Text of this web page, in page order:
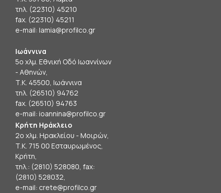
τηλ. (22310) 45210
fax. (22310) 45211
e-mail: lamia@profilco.gr
Ιωάννινα
5ο χλμ. Εθνική Οδό Ιωαννίνων
- Αθηνών,
Τ.Κ. 45500, Ιωάννινα
τηλ. (26510) 94762
fax. (26510) 94763
e-mail: ioannina@profilco.gr
Κρήτη Ηράκλειο
2ο χλμ. Ηρακλείου - Μοιρών,
Τ.Κ. 715 00 Εσταυρωμένος,
Κρήτη,
τηλ.: (2810) 528080, fax:
(2810) 528032,
e-mail: crete@profilco.gr